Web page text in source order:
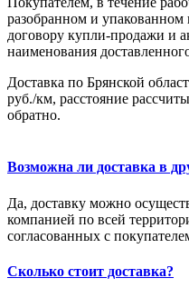
разобранном и
договору купли-продажи и
наименования
Доставка по Брянской
руб./км, расстояние
обратно.
Возможна ли доставка в
Да, доставку можно
компанией по всей
согласованных с
Сколько стоит доставка?